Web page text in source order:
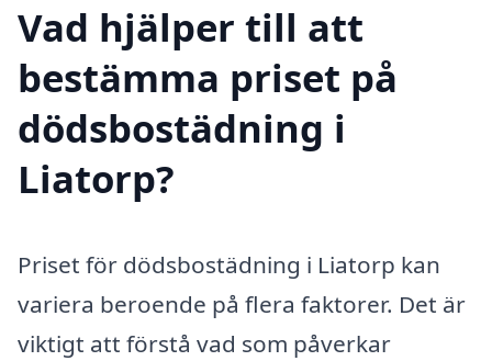
Vad hjälper till att
bestämma priset på
dödsbostädning i
Liatorp?
Priset för dödsbostädning i Liatorp kan
variera beroende på flera faktorer. Det är
viktigt att förstå vad som påverkar